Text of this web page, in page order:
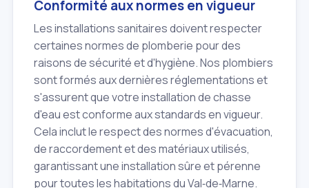
Conformité aux normes en vigueur
Les installations sanitaires doivent respecter
certaines normes de plomberie pour des
raisons de sécurité et d'hygiène. Nos plombiers
sont formés aux dernières réglementations et
s'assurent que votre installation de chasse
d'eau est conforme aux standards en vigueur.
Cela inclut le respect des normes d'évacuation,
de raccordement et des matériaux utilisés,
garantissant une installation sûre et pérenne
pour toutes les habitations du Val‑de‑Marne.